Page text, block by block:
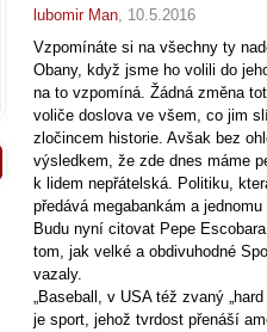
lubomir Man, 10.5.2016
Vzpomínáte si na všechny ty
Obany, když jsme ho volili do
na to vzpomíná. Žádná změna
voliče doslova ve všem, co jim
zločincem historie. Avšak bez
výsledkem, že zde dnes máme
k lidem nepřátelská. Politiku,
předává megabankám a jednomu
Budu nyní citovat Pepe
tom, jak velké a obdivuhodné
vazaly.
„Baseball, v USA též zvaný
je sport, jehož tvrdost přenáší